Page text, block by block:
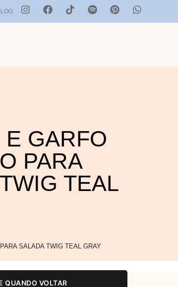
GARFO
PARA
TEAL
SALADA TWIG TEAL GRAY
QUANDO VOLTAR